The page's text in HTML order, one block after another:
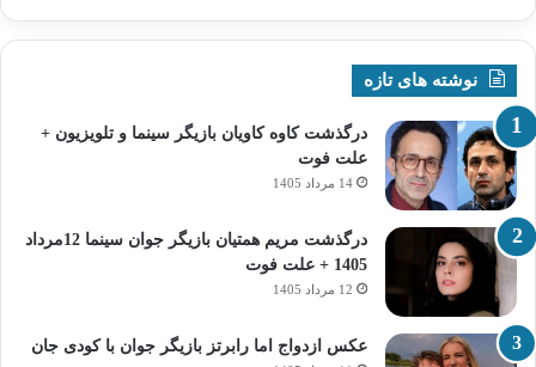
نوشته های تازه
درگذشت کاوه کاویان بازیگر سینما و تلویزیون +
علت فوت
14 مرداد 1405
درگذشت مریم همتیان بازیگر جوان سینما 12مرداد
1405 + علت فوت
12 مرداد 1405
عکس ازدواج اما رابرتز بازیگر جوان با کودی جان